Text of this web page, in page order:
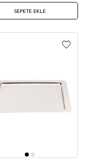
SEPETE EKLE